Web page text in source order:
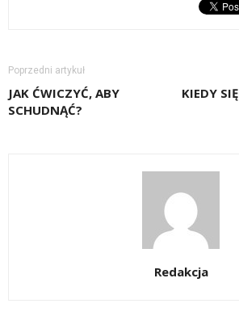
Poprzedni artykuł
JAK ĆWICZYĆ, ABY
SCHUDNĄĆ?
KIEDY
Redakcja